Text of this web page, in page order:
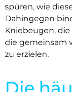
spüren, wie
Dahingegen
Kniebeugen,
die gemeinsam
zu erzielen.